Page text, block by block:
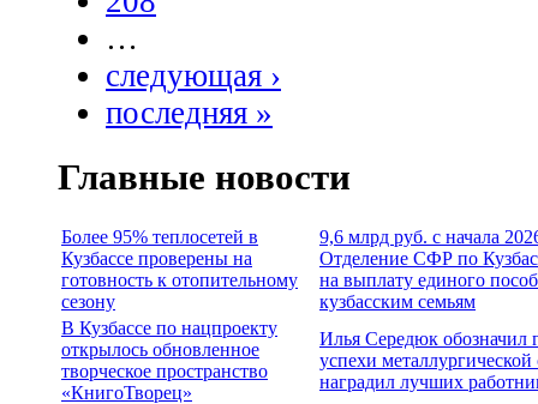
…
следующая ›
последняя »
Главные новости
Более 95% теплосетей в
Кузбассе проверены на
готовность к отопительному
сезону
9,6 млрд руб. с начала
Отделение СФР по
на выплату единого
кузбасским семьям
В Кузбассе по нацпроекту
открылось обновленное
творческое пространство
«КнигоТворец»
Илья Середюк обозначил
успехи металлургической
наградил лучших